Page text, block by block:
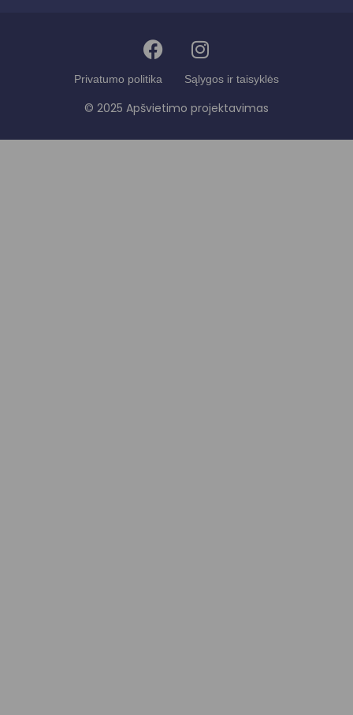
Privatumo politika Sąlygos ir taisyklės
© 2025 Apšvietimo projektavimas